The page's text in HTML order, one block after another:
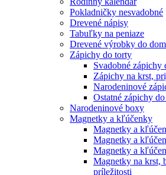
Pokladničky nesvadobné
Drevené nápisy
Tabuľky na peniaze
Drevené výrobky do
Zápichy do torty
Svadobné zápichy
Zápichy na krst,
Narodeninové
Ostatné zápichy
Narodeninové boxy
Magnetky a kľúčenky
Magnetky a
Magnetky a
Magnetky a
Magnetky na krst,
príležitosti